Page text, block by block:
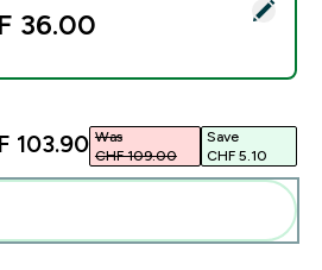
- MP Damen Tempo
36.00‎
103.90‎ Was
CHF 109.00‎
Save
CHF 5.10‎